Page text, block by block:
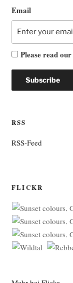
Email
Please read our
RSS
RSS-Feed
FLICKR